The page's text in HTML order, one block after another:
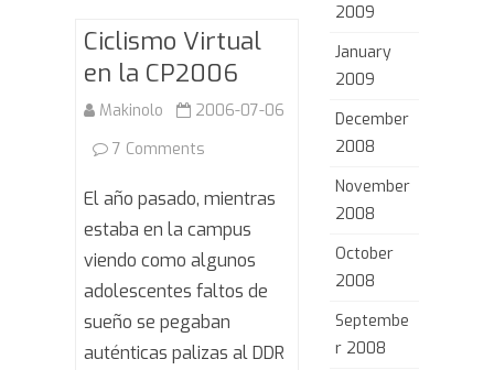
Ciclismo Virtual
en la CP2006
Makinolo
2006-07-06
7 Comments
Ciclismo
Virtual
en
la
CP2006
El año pasado, mientras
estaba en la campus
viendo como algunos
adolescentes faltos de
sueño se pegaban
auténticas palizas al DDR
2009
January
2009
December
2008
November
2008
October
2008
Septembe
r 2008